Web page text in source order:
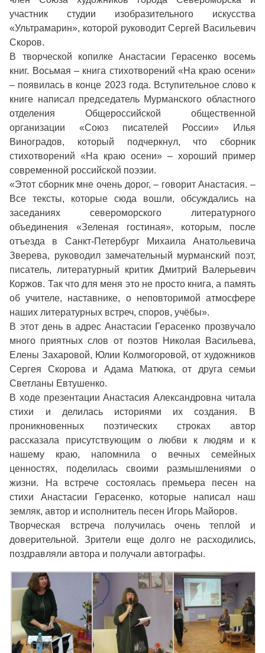
участник студии изобразительного искусства
«Ультрамарин», которой руководит Сергей Васильевич
Скоров.
В творческой копилке Анастасии Герасенко восемь
книг. Восьмая – книга стихотворений «На краю осени»
– появилась в конце 2023 года. Вступительное слово к
книге написал председатель Мурманского областного
отделения Общероссийской общественной
организации «Союз писателей России» Илья
Виноградов, который подчеркнул, что сборник
стихотворений «На краю осени» – хороший пример
современной российской поэзии.
«Этот сборник мне очень дорог, – говорит Анастасия. –
Все тексты, которые сюда вошли, обсуждались на
заседаниях североморского литературного
объединения «Зеленая гостиная», которым, после
отъезда в Санкт-Петербург Михаила Анатольевича
Зверева, руководил замечательный мурманский поэт,
писатель, литературный критик Дмитрий Валерьевич
Коржов. Так что для меня это не просто книга, а память
об учителе, наставнике, о неповторимой атмосфере
наших литературных встреч, споров, учёбы».
В этот день в адрес Анастасии Герасенко прозвучало
много приятных слов от поэтов Николая Васильева,
Елены Захаровой, Юлии Колмогоровой, от художников
Сергея Скорова и Адама Матюка, от друга семьи
Светланы Евтушенко.
В ходе презентации Анастасия Александровна читала
стихи и делилась историями их создания. В
проникновенных поэтических строках автор
рассказала присутствующим о любви к людям и к
нашему краю, напомнила о вечных семейных
ценностях, поделилась своими размышлениями о
жизни. На встрече состоялась премьера песен на
стихи Анастасии Герасенко, которые написал наш
земляк, автор и исполнитель песен Игорь Майоров.
Творческая встреча получилась очень теплой и
доверительной. Зрители еще долго не расходились,
поздравляли автора и получали автографы.